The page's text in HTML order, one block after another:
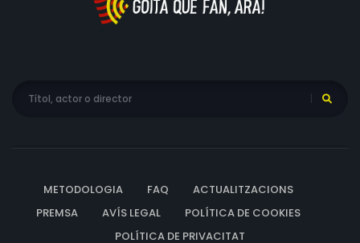
METODOLOGIA FAQ
ACTUALITZACIONS
PREMSA
AVÍS LEGAL
POLÍTICA DE COOKIES
POLÍTICA DE PRIVACITAT